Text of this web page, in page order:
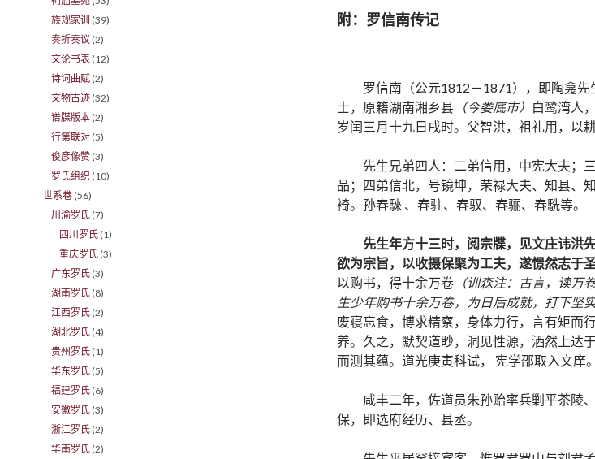
附：罗信南传记
罗信南（公元1812－1871），即陶龛
士，原籍湖南湘乡县 （今娄底市） 白鹭湾人
岁闰三月十九日戌时。父智洪，祖礼用，以
先生兄弟四人：二弟信用，中宪大夫；
品；四弟信北，号镜坤，荣禄大夫、知县、
裿。孙春騋 、春驻、春驭、春骊、春駪等。
先生年方十三时，阅宗牒，见文庄讳洪
欲为宗旨，以收摄保聚为工夫，遂憬然志于
以购书，得十余万卷 （训森注：古言，读万
生少年购书十余万卷，为日后成就，打下坚实
废寝忘食，博求精察，身体力行，言有矩而
养。久之，默契道眇，洞见性源，洒然上达
而测其蕴。道光庚寅科试， 宪学邵取入文庠。
咸丰二年，佐道员朱孙贻率兵剿平茶陵
保，即选府经历、县丞。
族规家训 (39)
奏折奏议 (2)
文论书表 (12)
诗词曲赋 (2)
文物古迹 (32)
谱牒版本 (2)
行第联对 (5)
俊彦像赞 (3)
罗氏组织 (10)
世系卷 (56)
川渝罗氏 (7)
四川罗氏 (1)
重庆罗氏 (3)
广东罗氏 (3)
湖南罗氏 (8)
江西罗氏 (2)
湖北罗氏 (4)
贵州罗氏 (1)
华东罗氏 (5)
福建罗氏 (6)
安徽罗氏 (3)
浙江罗氏 (2)
华南罗氏 (2)